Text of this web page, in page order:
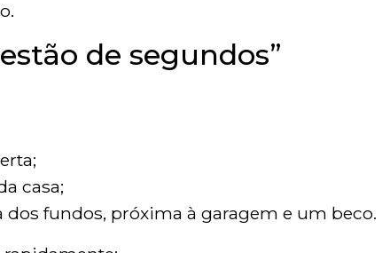
de segundos”
casa;
dos fundos, próxima à garagem e um beco.